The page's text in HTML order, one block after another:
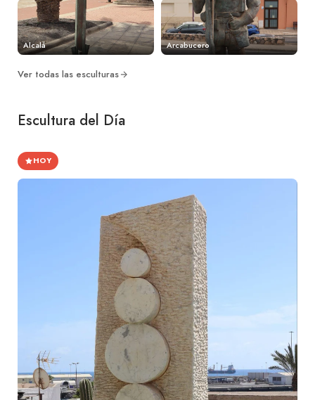
Alcalá Arcabucero
Ver todas las esculturas
Escultura del Día
HOY